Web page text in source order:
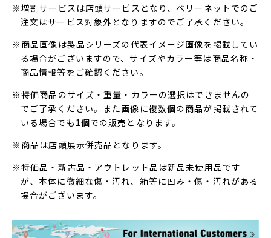
※増割サービスは店頭サービスとなり、ベリーネットでのご
注文はサービス対象外となりますのでご了承ください。
※商品画像は製品シリーズの代表イメージ画像を掲載してい
る場合がございますので、サイズやカラー等は商品名称・
商品情報等をご確認ください。
※特価商品のサイズ・重量・カラーの選択はできませんの
でご了承ください。また画像に複数個の商品が掲載されて
いる場合でも1個での販売となります。
※商品は店頭展示併売品となります。
※特価品・新古品・アウトレット品は新品未使用品です
が、本体に微細な傷・汚れ、箱等に凹み・傷・汚れがある
場合がございます。